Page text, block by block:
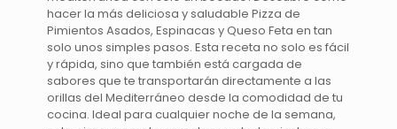
hacer la más deliciosa y saludable Pizza de
Pimientos Asados, Espinacas y Queso Feta en tan
solo unos simples pasos. Esta receta no solo es fácil
y rápida, sino que también está cargada de
sabores que te transportarán directamente a las
orillas del Mediterráneo desde la comodidad de tu
cocina. Ideal para cualquier noche de la semana,